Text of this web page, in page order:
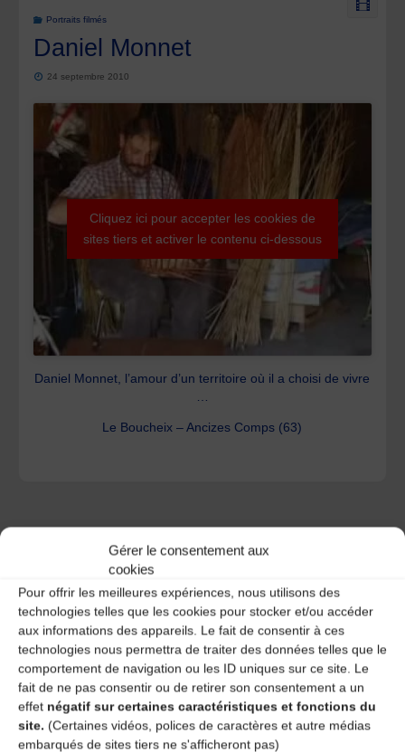
Gérer le consentement aux
cookies
Pour offrir les meilleures expériences, nous utilisons des
technologies telles que les cookies pour stocker et/ou accéder
aux informations des appareils. Le fait de consentir à ces
technologies nous permettra de traiter des données telles que le
comportement de navigation ou les ID uniques sur ce site. Le
fait de ne pas consentir ou de retirer son consentement a un
effet négatif sur certaines caractéristiques et fonctions du
site. (Certaines vidéos, polices de caractères et autre médias
embarqués de sites tiers ne s'afficheront pas)
Portraits filmés
Daniel Monnet
24 septembre 2010
Cliquez ici pour accepter les cookies de
sites tiers et activer le contenu ci-dessous
Daniel Monnet, l’amour d’un territoire où il a choisi de vivre
Le Boucheix – Ancizes Comps (63)
Portraits filmés
Ernest Monpied